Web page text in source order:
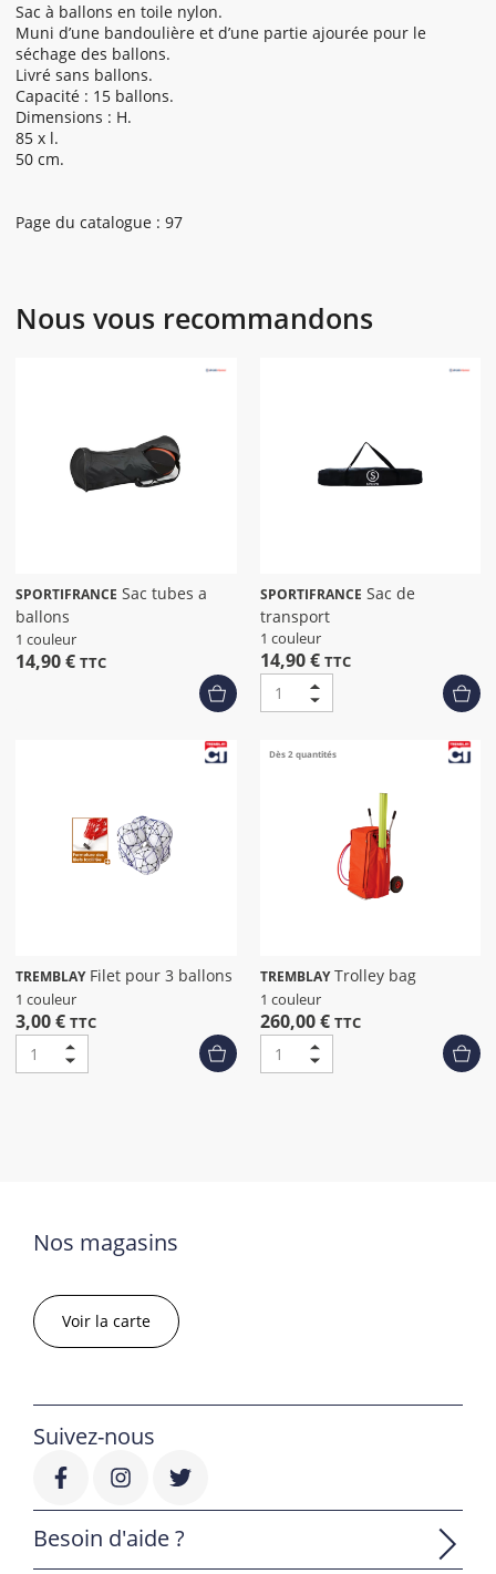
Sac à ballons en toile nylon.
Muni d’une bandoulière et d’une partie ajourée pour le
séchage des ballons.
Livré sans ballons.
Capacité : 15 ballons.
Dimensions : H.
85 x l.
50 cm.
Page du catalogue : 97
Nous vous recommandons
SPORTIFRANCE
ballons
1 couleur
14,90 € TTC
SPORTIFRANCE
transport
1 couleur
14,90 € TTC
TREMBLAY Filet pour 3 ballons
1 couleur
3,00 € TTC
Dès 2 quantités
TREMBLAY Trolley bag
1 couleur
260,00 € TTC
Nos magasins
Voir la carte
Suivez-nous
Besoin d'aide ?